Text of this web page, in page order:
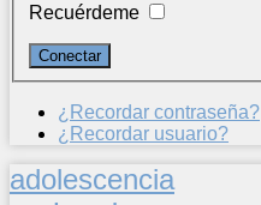
Recuérdeme
¿Recordar contraseña?
¿Recordar usuario?
adolescencia